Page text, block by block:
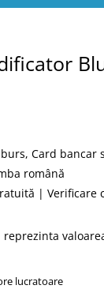
Card bancar
română
| Verificare
reprezinta
lucratoare